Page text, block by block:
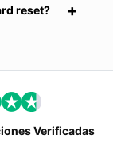
reset?
Verificadas